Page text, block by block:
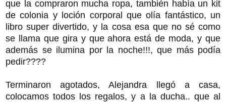
que la compraron mucha ropa, también había un kit
de colonia y loción corporal que olía fantástico, un
libro super divertido, y la cosa esa que no sé como
se llama que gira y que ahora está de moda, y que
además se ilumina por la noche!!!, que más podía
pedir????
Terminaron agotados, Alejandra llegó a casa,
colocamos todos los regalos, y a la ducha.. que al